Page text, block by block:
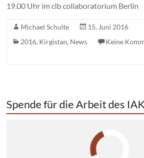
19.00 Uhr im clb collaboratorium Berlin
Michael Schulte
15. Juni 2016
2016, Kirgistan, News
Keine
Spende für die Arbeit des IAK